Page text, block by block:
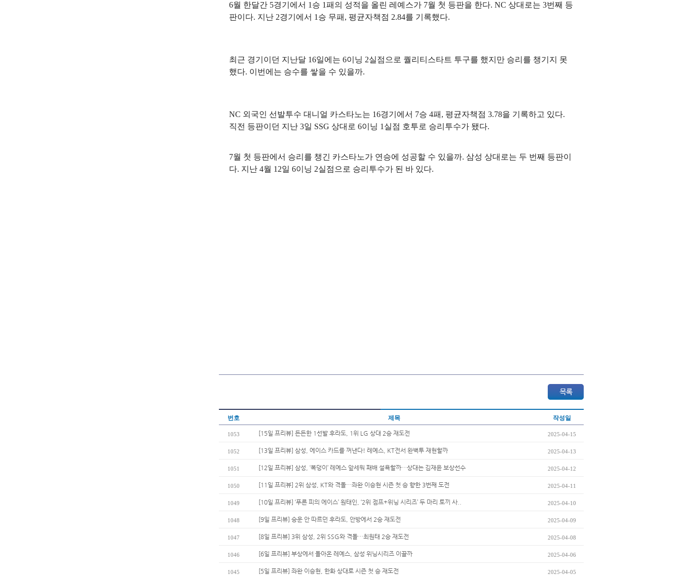
6월 한달간 5경기에서 1승 1패의 성적을 올린 레예스가 7월 첫 등판을 한다. NC 상대로는 3번째 등
판이다. 지난 2경기에서 1승 무패, 평균자책점 2.84를 기록했다.
최근 경기이던 지난달 16일에는 6이닝 2실점으로 퀄리티스타트 투구를 했지만 승리를 챙기지 못
했다. 이번에는 승수를 쌓을 수 있을까.
NC 외국인 선발투수 대니얼 카스타노는 16경기에서 7승 4패, 평균자책점 3.78을 기록하고 있다.
직전 등판이던 지난 3일 SSG 상대로 6이닝 1실점 호투로 승리투수가 됐다.
7월 첫 등판에서 승리를 챙긴 카스타노가 연승에 성공할 수 있을까. 삼성 상대로는 두 번째 등판이
다. 지난 4월 12일 6이닝 2실점으로 승리투수가 된 바 있다.
번호 제목 작성일
1053 [15일 프리뷰] 든든한 1선발 후라도, 1위 LG 상대 2승 재도전 2025-04-15
1052 [13일 프리뷰] 삼성, 에이스 카드를 꺼낸다! 레예스, KT전서 완벽투 재현할까 2025-04-13
1051 [12일 프리뷰] 삼성, ‘복덩이’ 레예스 앞세워 패배 설욕할까…상대는 김재윤 보상선수 2025-04-12
1050 [11일 프리뷰] 2위 삼성, KT와 격돌…좌완 이승현 시즌 첫 승 향한 3번째 도전 2025-04-11
1049 [10일 프리뷰] ‘푸른 피의 에이스’ 원태인, ‘2위 점프+위닝 시리즈’ 두 마리 토끼 사.. 2025-04-10
1048 [9일 프리뷰] 승운 안 따르던 후라도, 안방에서 2승 재도전 2025-04-09
1047 [8일 프리뷰] 3위 삼성, 2위 SSG와 격돌…최원태 2승 재도전 2025-04-08
1046 [6일 프리뷰] 부상에서 돌아온 레예스, 삼성 위닝시리즈 이끌까 2025-04-06
1045 [5일 프리뷰] 좌완 이승현, 한화 상대로 시즌 첫 승 재도전 2025-04-05